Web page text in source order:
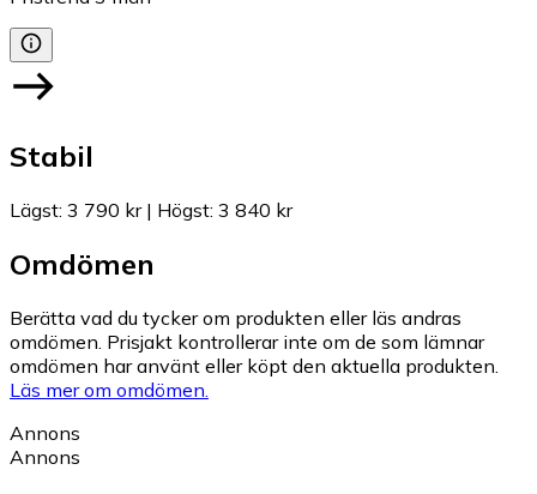
Stabil
Lägst: 3 790 kr| Högst: 3 840 kr
Omdömen
Berätta vad du tycker om produkten eller läs andras
omdömen. Prisjakt kontrollerar inte om de som lämnar
omdömen har använt eller köpt den aktuella produkten.
Läs mer om omdömen.
Annons
Annons